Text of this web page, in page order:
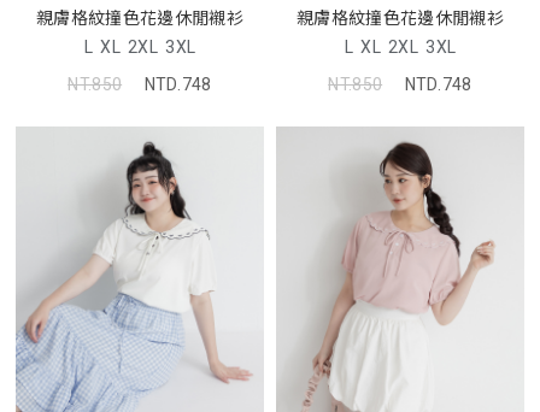
親膚格紋撞色花邊休閒襯衫
L XL 2XL 3XL
NT.850
NTD.748
親膚格紋撞色花邊休閒襯衫
L XL 2XL 3XL
NT.850
NTD.748